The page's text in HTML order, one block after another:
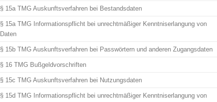
§ 15a TMG Auskunftsverfahren bei Bestandsdaten
§ 15a TMG Informationspflicht bei unrechtmäßiger Kenntniserlangung von
Daten
§ 15b TMG Auskunftsverfahren bei Passwörtern und anderen Zugangsdaten
§ 16 TMG Bußgeldvorschriften
§ 15c TMG Auskunftsverfahren bei Nutzungsdaten
§ 15d TMG Informationspflicht bei unrechtmäßiger Kenntniserlangung von